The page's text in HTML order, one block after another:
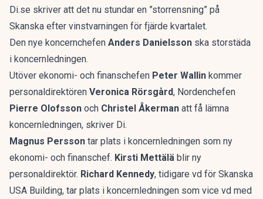
Di.se skriver att det nu stundar en ”storrensning” på
Skanska efter vinstvarningen för fjärde kvartalet.
Den nye koncernchefen Anders Danielsson ska storstäda
i koncernledningen.
Utöver ekonomi- och finanschefen Peter Wallin kommer
personaldirektören Veronica Rörsgård, Nordenchefen
Pierre Olofsson och Christel Åkerman att få lämna
koncernledningen, skriver Di.
Magnus Persson tar plats i koncernledningen som ny
ekonomi- och finanschef. Kirsti Mettälä blir ny
personaldirektör. Richard Kennedy, tidigare vd för Skanska
USA Building, tar plats i koncernledningen som vice vd med